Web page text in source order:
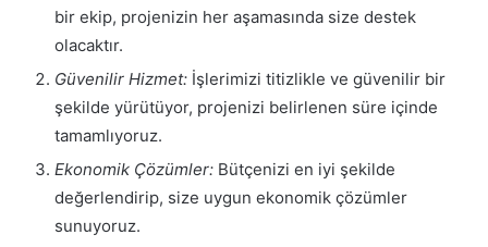
bir ekip, projenizin her aşamasında size destek
olacaktır.
Güvenilir Hizmet: İşlerimizi titizlikle ve güvenilir bir
şekilde yürütüyor, projenizi belirlenen süre içinde
tamamlıyoruz.
Ekonomik Çözümler: Bütçenizi en iyi şekilde
değerlendirip, size uygun ekonomik çözümler
sunuyoruz.